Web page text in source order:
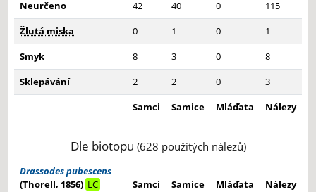
Neurčeno
42 40 0
115
Žlutá miska
0 1 0
1
Smyk
8 3 0
8
Sklepávání
2 2 0
3
Samci
Samice Mláďata Nálezy
Dle biotopu (628 použitých nálezů)
Drassodes pubescens
(Thorell, 1856) LC Samci Samice Mláďata
Nálezy